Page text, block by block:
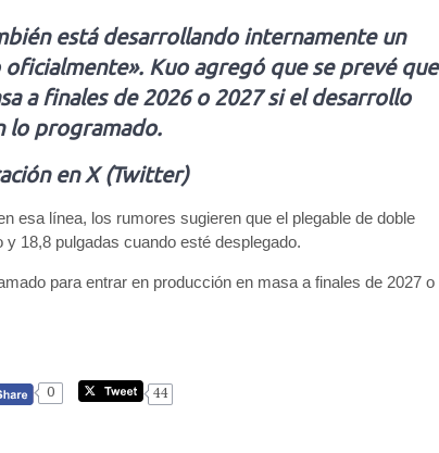
está desarrollando internamente un
Kuo agregó que se prevé que
a finales de 2026 o 2027 si el desarrollo
lo programado.
en X (Twitter)
esa línea, los rumores sugieren que el plegable de doble
18,8 pulgadas cuando esté desplegado.
para entrar en producción en masa a finales de 2027 o
0 44